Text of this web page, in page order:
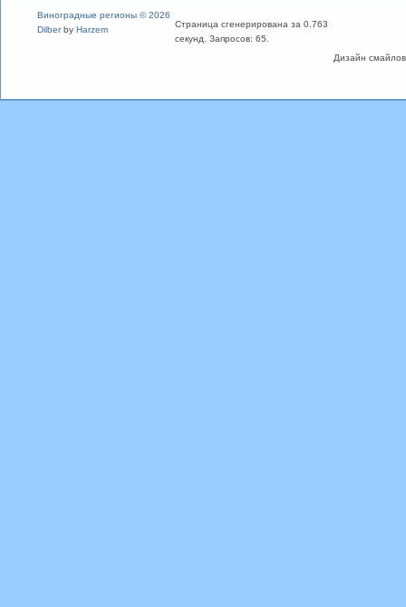
Дизайн
Виноградные регионы © 2026
Dilberby Harzem
Страница сгенерирована за 0.763
секунд. Запросов: 65.